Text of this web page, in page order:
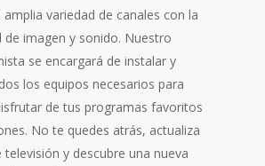
amplia variedad de canales con la
de imagen y sonido. Nuestro
se encargará de instalar y
los equipos necesarios para
de tus programas favoritos
No te quedes atrás, actualiza
y descubre una nueva